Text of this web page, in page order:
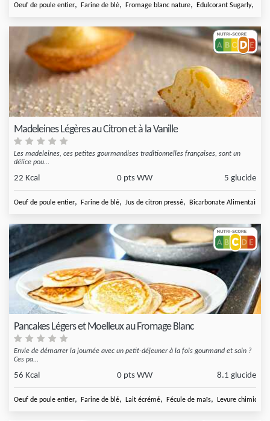
Oeuf de poule entier, Farine de blé, Fromage blanc nature, Edulcorant Sugarly,
Madeleines Légères au Citron et à la Vanille
Les madeleines, ces petites gourmandises traditionnelles françaises, sont un
délice pou...
22 Kcal 0 pts WW 5 glucide
Oeuf de poule entier, Farine de blé, Jus de citron pressé, Bicarbonate Alimentaire
Pancakes Légers et Moelleux au Fromage Blanc
Envie de démarrer la journée avec un petit-déjeuner à la fois gourmand et sain ?
Ces pa...
56 Kcal 0 pts WW 8.1 glucide
Oeuf de poule entier, Farine de blé, Lait écrémé, Fécule de maïs, Levure chimique